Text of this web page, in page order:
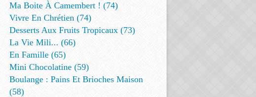
Ma Boite À Camembert ! (74)
Vivre En Chrétien (74)
Desserts Aux Fruits Tropicaux (73)
La Vie Mili... (66)
En Famille (65)
Mini Chocolatine (59)
Boulange : Pains Et Brioches Maison
(58)